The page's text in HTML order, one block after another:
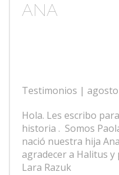
ANA
Testimonios |
Hola. Les escribo
historia . Somos
nació nuestra hija
agradecer a Halitus
Lara Razuk